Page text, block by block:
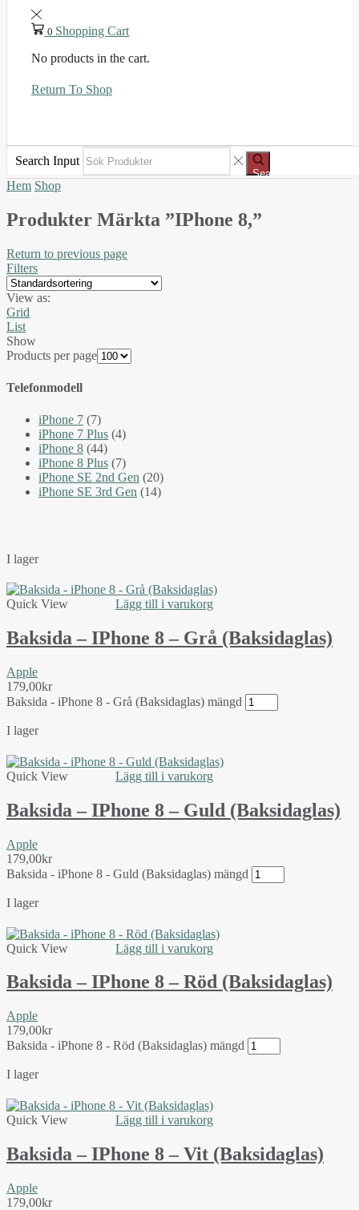
0 Shopping Cart
No products in the cart.
Return To Shop
Search Input
Search
Hem Shop
Produkter Märkta ”iPhone 8,”
Return to previous page
Filters
View as:
Grid
List
Show
Products per page
Telefonmodell
iPhone 7 (7)
iPhone 7 Plus (4)
iPhone 8 (44)
iPhone 8 Plus (7)
iPhone SE 2nd Gen (20)
iPhone SE 3rd Gen (14)
I lager
Quick View Lägg till i varukorg
Baksida – IPhone 8 – Grå (Baksidaglas)
Apple
179,00kr
Baksida - iPhone 8 - Grå (Baksidaglas) mängd
I lager
Quick View Lägg till i varukorg
Baksida – IPhone 8 – Guld (Baksidaglas)
Apple
179,00kr
Baksida - iPhone 8 - Guld (Baksidaglas) mängd
I lager
Quick View Lägg till i varukorg
Baksida – IPhone 8 – Röd (Baksidaglas)
Apple
179,00kr
Baksida - iPhone 8 - Röd (Baksidaglas) mängd
I lager
Quick View Lägg till i varukorg
Baksida – IPhone 8 – Vit (Baksidaglas)
Apple
179,00kr